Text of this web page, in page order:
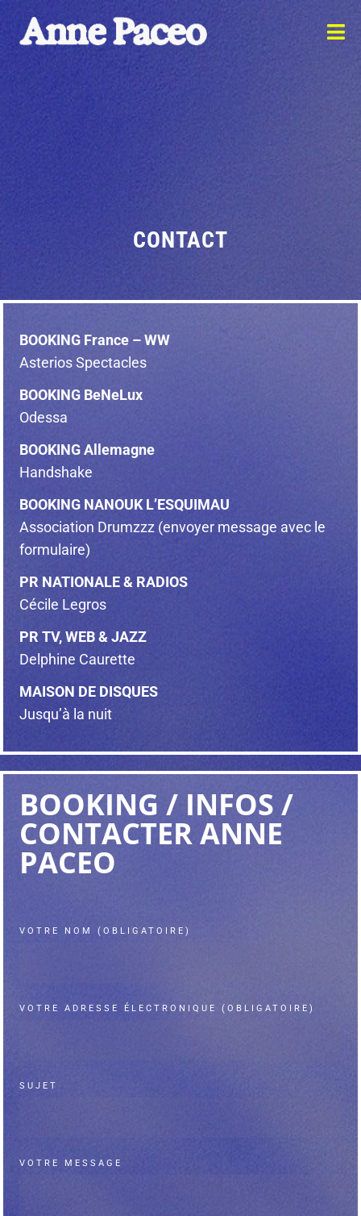
CONTACT
BOOKING France – WW
Asterios Spectacles
BOOKING BeNeLux
Odessa
BOOKING Allemagne
Handshake
BOOKING NANOUK L’ESQUIMAU
Association Drumzzz (envoyer message avec le
formulaire)
PR NATIONALE & RADIOS
Cécile Legros
PR TV, WEB & JAZZ
Delphine Caurette
MAISON DE DISQUES
Jusqu’à la nuit
BOOKING / INFOS /
CONTACTER ANNE
PACEO
VOTRE NOM (OBLIGATOIRE)
VOTRE ADRESSE ÉLECTRONIQUE (OBLIGATOIRE)
SUJET
VOTRE MESSAGE